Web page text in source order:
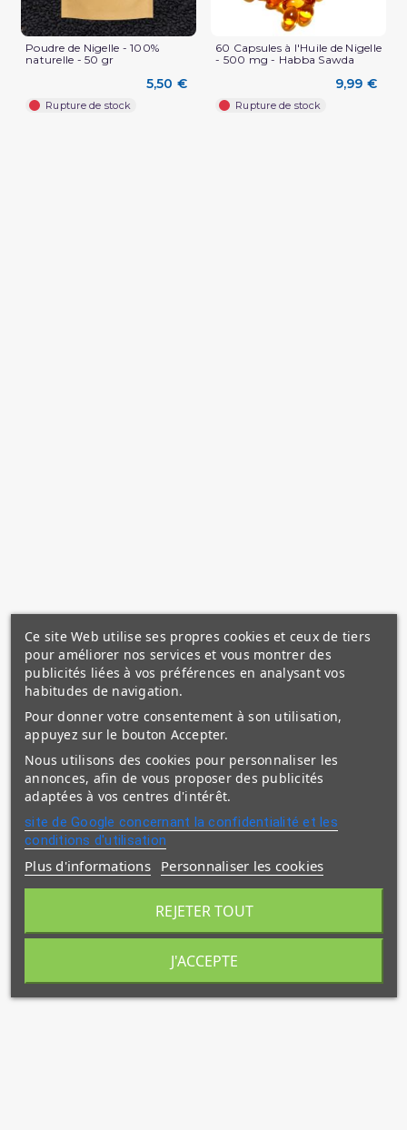
Poudre de Nigelle - 100%
naturelle - 50 gr
5,50 €
Rupture de stock
60 Capsules à l'Huile de Nigelle
- 500 mg - Habba Sawda
9,99 €
Rupture de stock
Ce site Web utilise ses propres cookies et ceux de tiers
pour améliorer nos services et vous montrer des
publicités liées à vos préférences en analysant vos
habitudes de navigation.
Pour donner votre consentement à son utilisation,
appuyez sur le bouton Accepter.
Nous utilisons des cookies pour personnaliser les
annonces, afin de vous proposer des publicités
adaptées à vos centres d'intérêt.
site de Google concernant la confidentialité et les
conditions d'utilisation
Plus d'informations Personnaliser les cookies
REJETER TOUT
J'ACCEPTE